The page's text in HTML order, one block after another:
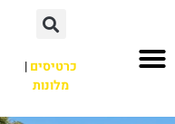
כרטיסים|
מלונות